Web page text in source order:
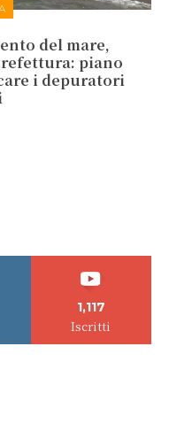
del mare,
piano
i depuratori
1,117
Iscritti